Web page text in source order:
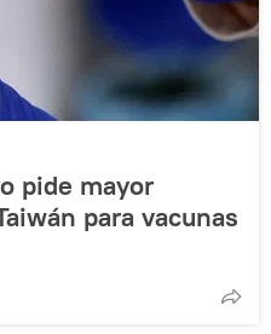
pide mayor
para vacunas